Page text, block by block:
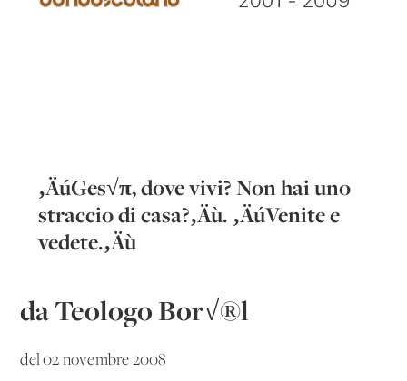
‚ÄúGes√π, dove vivi? Non hai uno
straccio di casa?‚Äù. ‚ÄúVenite e
vedete.‚Äù
da Teologo Bor√®l
del 02 novembre 2008